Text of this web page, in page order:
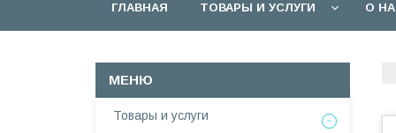
ГЛАВНАЯ ТОВАРЫ И УСЛУГИ О
Товары и услуги